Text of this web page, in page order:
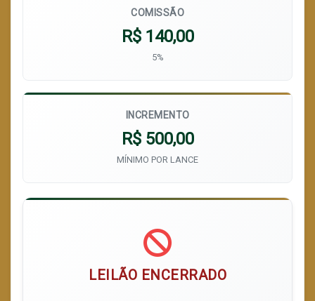
COMISSÃO
R$ 140,00
5%
INCREMENTO
R$ 500,00
MÍNIMO POR LANCE
LEILÃO ENCERRADO